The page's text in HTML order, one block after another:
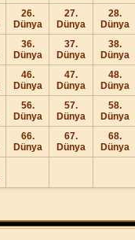
26.
Dünya
27.
Dünya
28.
Dünya
36.
Dünya
37.
Dünya
38.
Dünya
46.
Dünya
47.
Dünya
48.
Dünya
56.
Dünya
57.
Dünya
58.
Dünya
66.
Dünya
67.
Dünya
68.
Dünya